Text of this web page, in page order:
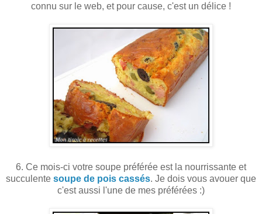
connu sur le web, et pour cause, c'est un délice !
6. Ce mois-ci votre soupe préférée est la nourrissante et
succulente soupe de pois cassés. Je dois vous avouer que
c'est aussi l'une de mes préférées :)